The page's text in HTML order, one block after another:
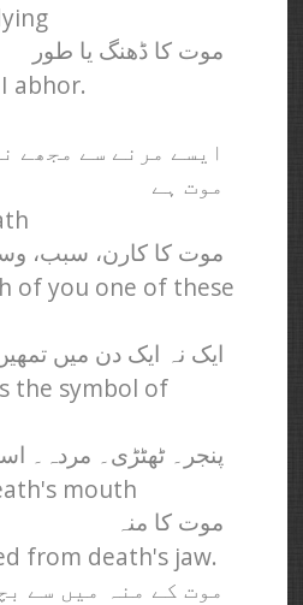
موت کا ڈھنگ یا طور
abhor.
ایسے مرنے سے مجھے
موت ہے
موت کا کارن، سبب،
of you one of these
ایک نہ ایک دن میں
the symbol of
پنجر۔ ٹھٹڑی۔ مردہ۔
mouth
موت کا منہ
from death's jaw.
موت کے منہ میں سے